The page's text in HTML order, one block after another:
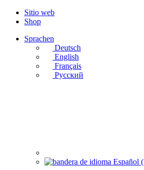
Sitio web
Shop
Sprachen
Deutsch
English
Français
Русский